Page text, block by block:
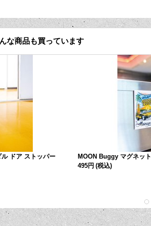
な商品も買っています
ドア ストッパー
MOON Buggy マグネット
495円 (税込)